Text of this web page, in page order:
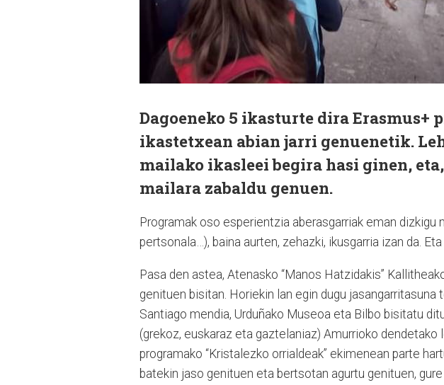
Dagoeneko 5 ikasturte dira Erasmus+
ikastetxean abian jarri genuenetik.
mailako ikasleei begira hasi ginen,
mailara zabaldu genuen.
Programak oso esperientzia aberasgarriak eman dizkigu
pertsonala…), baina aurten, zehazki, ikusgarria izan da.
Pasa den astea, Atenasko “Manos Hatzidakis”
genituen bisitan. Horiekin lan egin dugu jasangarritasuna
Santiago mendia, Urduñako Museoa eta Bilbo bisitatu
(grekoz, euskaraz eta gaztelaniaz) Amurrioko dendetako
programako “Kristalezko orrialdeak” ekimenean parte
batekin jaso genituen eta bertsotan agurtu genituen,